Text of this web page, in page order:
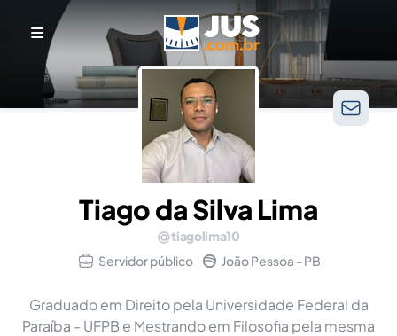
Tiago da Silva Lima
tiagolima10
Servidor público
João Pessoa - PB
Graduado em Direito pela Universidade Federal da
Paraíba - UFPB e Mestrando em Filosofia pela mesma